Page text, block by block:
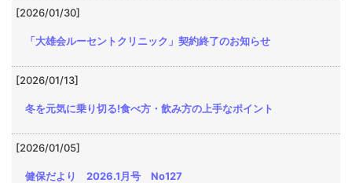
[2026/01/30]
「大雄会ルーセントクリニック」契約終了のお知らせ
[2026/01/13]
冬を元気に乗り切る!食べ方・飲み方の上手なポイント
[2026/01/05]
健保だより 2026.1月号 No127